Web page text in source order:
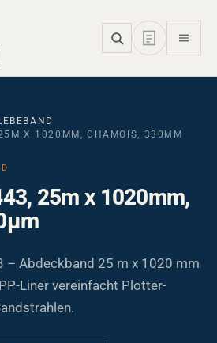
X 1020MM, CHAMOIS, 330ΜM
25m x 1020mm,
– Abdeckband 25 m x 1020 mm
Liner vereinfacht Plotter-